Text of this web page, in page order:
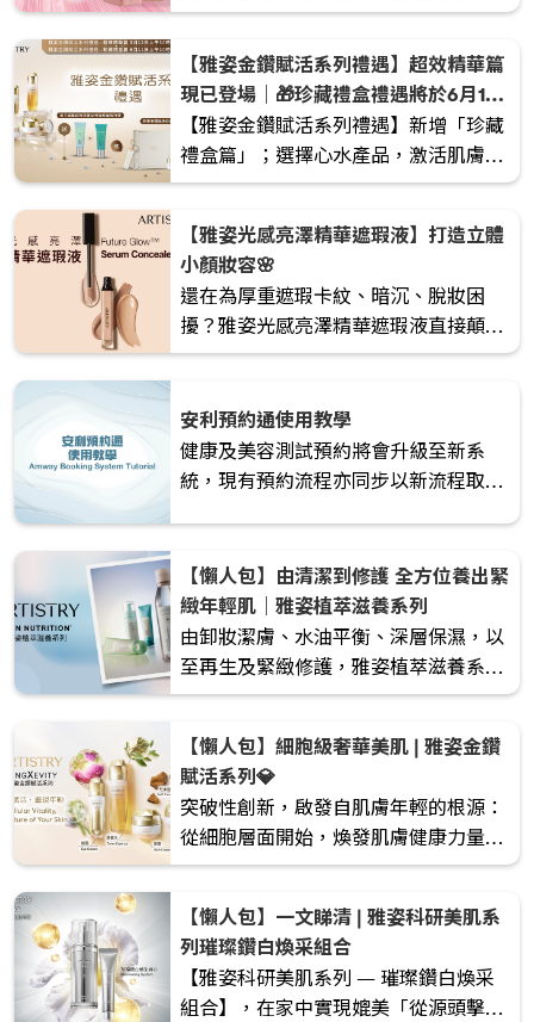
【雅姿金鑽賦活系列禮遇】超效精華篇
現已登場｜🎁珍藏禮盒禮遇將於6月11
日早上10時30分推出_x
【雅姿金鑽賦活系列禮遇】新增「珍藏
禮盒篇」；選擇心水產品，激活肌膚年
輕能量。
【雅姿光感亮澤精華遮瑕液】打造立體
小顏妝容🌸
還在為厚重遮瑕卡紋、暗沉、脫妝困
擾？雅姿光感亮澤精華遮瑕液直接顛覆
你對遮瑕液的想像！
安利預約通使用教學
健康及美容測試預約將會升級至新系
統，現有預約流程亦同步以新流程取
【懶人包】由清潔到修護 全方位養出緊
緻年輕肌｜雅姿植萃滋養系列
由卸妝潔膚、水油平衡、深層保濕，以
至再生及緊緻修護，雅姿植萃滋養系列
能全面照顧肌膚日常所需。系列針對不
淨、穩定、水潤與彈潤狀態，輕鬆養成
健康透亮好膚質。
【懶人包】細胞級奢華美肌 | 雅姿金鑽
賦活系列💎
突破性創新，啟發自肌膚年輕的根源：
從細胞層面開始，煥發肌膚健康力量。
雅姿金鑽賦活系列貫徹守護肌膚的整個
效對抗歲月痕跡。
【懶人包】一文睇清 | 雅姿科研美肌系
列璀璨鑽白煥采組合
【雅姿科研美肌系列 — 璀璨鑽白煥采
組合】，在家中實現媲美「從源頭擊退